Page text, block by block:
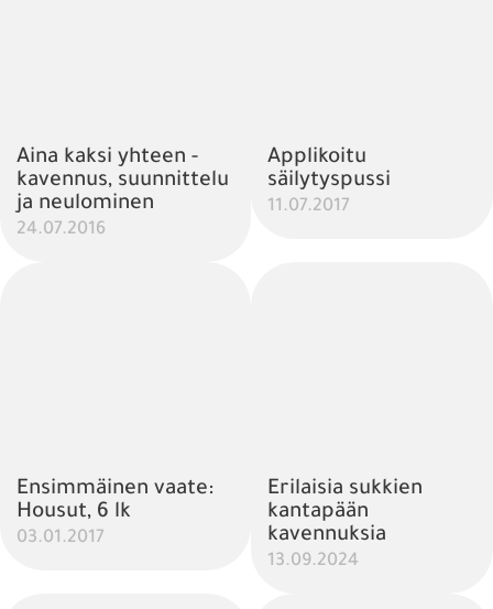
Aina kaksi yhteen -
kavennus, suunnittelu
ja neulominen
24.07.2016
Applikoitu
säilytyspussi
11.07.2017
Ensimmäinen vaate:
Housut, 6 lk
03.01.2017
Erilaisia sukkien
kantapään
kavennuksia
13.09.2024